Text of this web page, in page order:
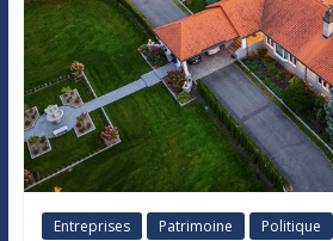
Entreprises Patrimoine Politique